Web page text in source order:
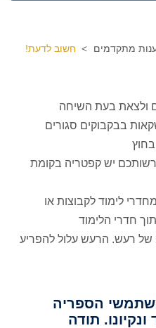
מתקדמים > חשוב לדעת!
ולצאת בעת השיחה
בבקבוקים סגורים
יש קפטריה בקומת
לימוד לקבוצות או
חדרי הלימוד
רעש. הרעש עלול להפריע
הספריה
תודה